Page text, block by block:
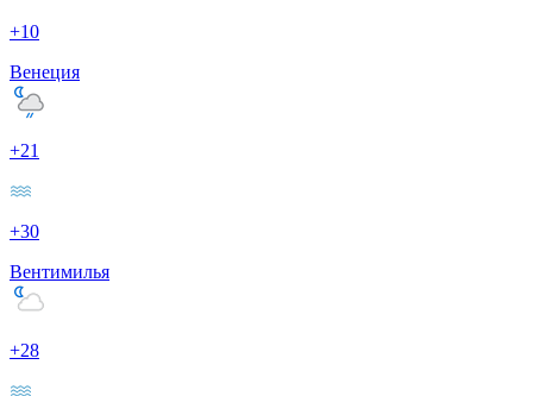
+10
Венеция
+21
+30
Вентимилья
+28